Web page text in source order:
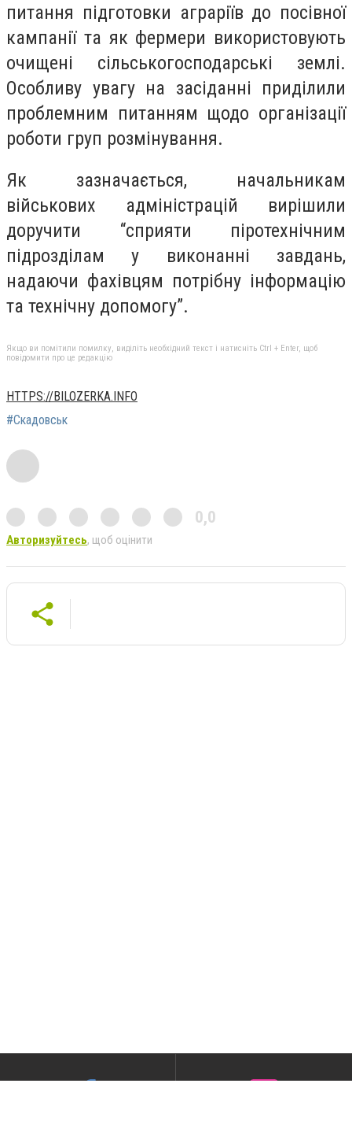
питання підготовки аграріїв до посівної
кампанії та як фермери використовують
очищені сільськогосподарські землі.
Особливу увагу на засіданні приділили
проблемним питанням щодо організації
роботи груп розмінування.
Як зазначається, начальникам
військових адміністрацій вирішили
доручити “сприяти піротехнічним
підрозділам у виконанні завдань,
надаючи фахівцям потрібну інформацію
та технічну допомогу”.
Якщо ви помітили помилку, виділіть необхідний текст і натисніть Ctrl + Enter, щоб
повідомити про це редакцію
HTTPS://BILOZERKA.INFO
#Скадовськ
0,0
Авторизуйтесь, щоб оцінити